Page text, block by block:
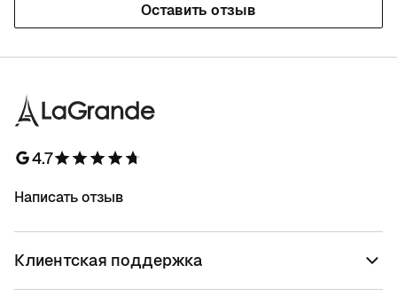
Оставить отзыв
4.7
Написать отзыв
Клиентская поддержка